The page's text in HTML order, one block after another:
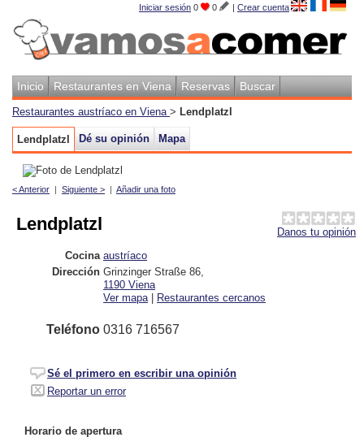
Iniciar sesión 0 0 | Crear cuenta
Inicio Restaurantes en Viena Reservas Buscar
Restaurantes austríaco en Viena > Lendplatzl
Lendplatzl Dé su opinión Mapa
< Anterior | Siguiente > | Añadir una foto
Danos tu opinión
Lendplatzl
Cocina austríaco
Dirección Grinzinger Straße 86
1190 Viena
Ver mapa | Restaurantes cercanos
Teléfono 0316 716567
Sé el primero en escribir una opinión
Reportar un error
Horario de apertura